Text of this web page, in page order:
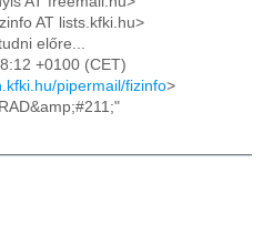
AT lists.kfki.hu>
előre...
+0100 (CET)
pipermail/fizinfo>